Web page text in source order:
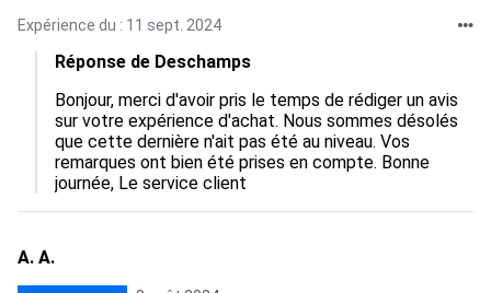
Expérience du : 11 sept. 2024
Réponse de Deschamps
Bonjour, merci d'avoir pris le temps de rédiger un avis
sur votre expérience d'achat. Nous sommes désolés
que cette dernière n'ait pas été au niveau. Vos
remarques ont bien été prises en compte. Bonne
journée, Le service client
A. A.